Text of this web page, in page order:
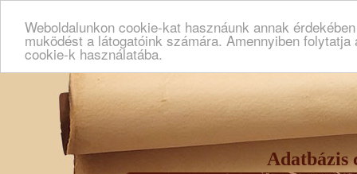
Weboldalunkon cookie-kat hasznáunk annak
muködést a látogatóink számára. Amennyiben
cookie-k használatába.
Adatbázis